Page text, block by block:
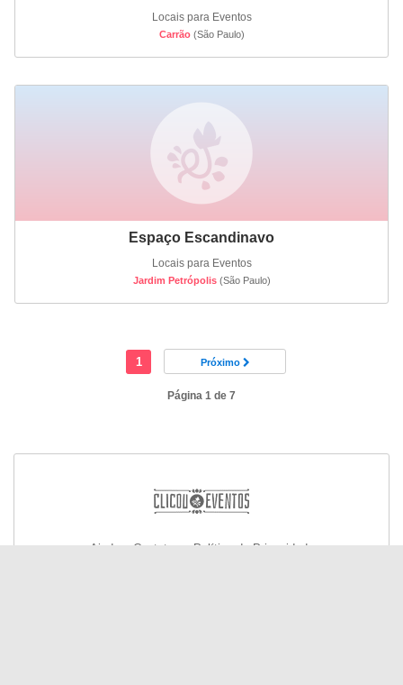
Locais para Eventos
Carrão(São Paulo)
Espaço Escandinavo
Locais para Eventos
Jardim Petrópolis(São Paulo)
1 Próximo
Página 1 de 7
Ajuda e Contato Política de Privacidade